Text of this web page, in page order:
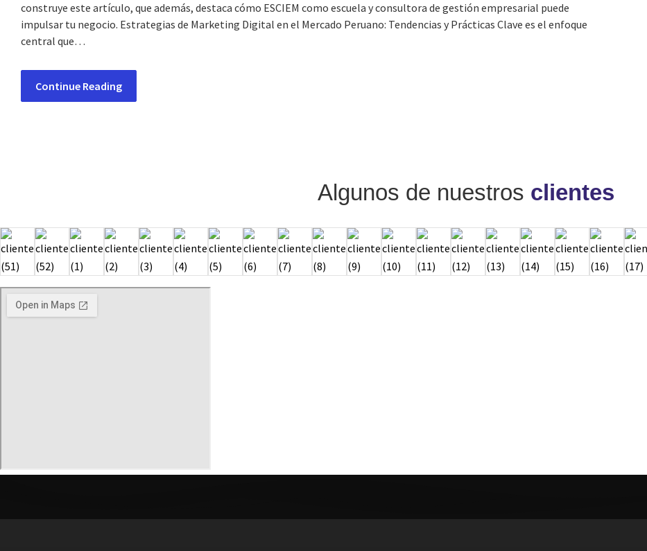
construye este artículo, que además, destaca cómo ESCIEM como escuela y consultora de gestión empresarial puede
impulsar tu negocio. Estrategias de Marketing Digital en el Mercado Peruano: Tendencias y Prácticas Clave es el enfoque
central que…
Continue Reading
Algunos de nuestros clientes